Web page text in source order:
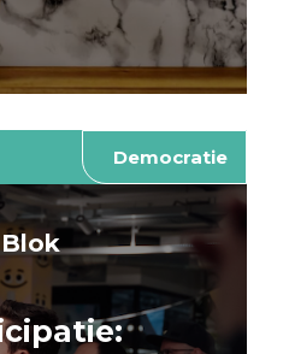
Democratie